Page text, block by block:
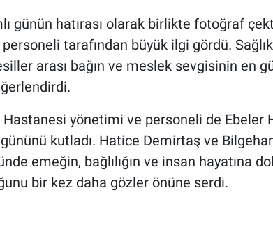
günün hatırası olarak birlikte fotoğraf
tarafından büyük ilgi gördü. Sağlık
arası bağın ve meslek sevgisinin en
Hastanesi yönetimi ve personeli de Ebeler
kutladı. Hatice Demirtaş ve
emeğin, bağlılığın ve insan hayatına
bir kez daha gözler önüne serdi.